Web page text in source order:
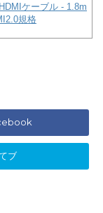
ケーブル - 1.8m
規格
ブ